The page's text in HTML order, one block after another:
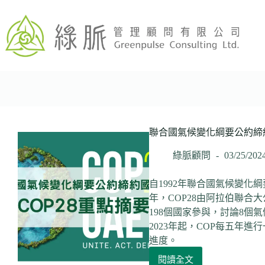
主
要
聯合國氣候變化綱要公約
綠脈顧問 03/25/
自1992年聯合國氣候變化
年，COP28由阿拉伯聯合
198個國家參與，討論8個
2023年起，COP每五年進
進度。
閱讀全文